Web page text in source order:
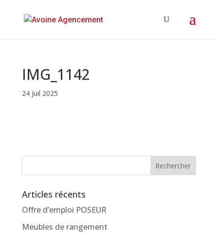
IMG_1142
24 Juil 2025
Articles récents
Offre d’emploi POSEUR
Meubles de rangement